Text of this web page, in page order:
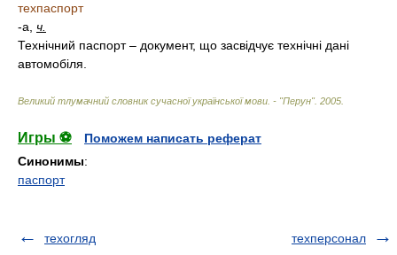
техпаспорт
-а, ч.
Технічний паспорт – документ, що засвідчує технічні дані
автомобіля.
Великий тлумачний словник сучасної української мови. - "Перун". 2005
Игры ⚽
Поможем написать реферат
Синонимы:
паспорт
техогляд техперсонал